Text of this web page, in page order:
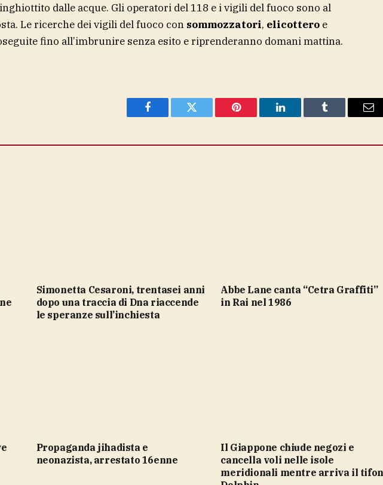
dalle acque. Gli operatori del 118 e i vigili del fuoco sono al
Le ricerche dei vigili del fuoco con sommozzatori, elicottero e
fino all’imbrunire senza esito e riprenderanno domani mattina.
Facebook Twitter Pinterest LinkedIn Tumblr
Simonetta Cesaroni, trentasei anni
dopo una traccia di Dna riaccende
le speranze sull’inchiesta
Abbe Lane canta “Cetra Graffiti”
in Rai nel 1986
propaganda jihadista e
neonazista, arrestato 16enne
Il Giappone chiude negozi e
cancella voli nelle isole
meridionali mentre arriva il